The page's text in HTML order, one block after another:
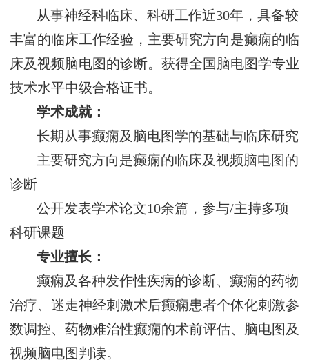
从事神经科临床、科研工作近30年，具备较
丰富的临床工作经验，主要研究方向是癫痫的临
床及视频脑电图的诊断。获得全国脑电图学专业
技术水平中级合格证书。
学术成就：
长期从事癫痫及脑电图学的基础与临床研究
主要研究方向是癫痫的临床及视频脑电图的
诊断
公开发表学术论文10余篇，参与/主持多项
科研课题
专业擅长：
癫痫及各种发作性疾病的诊断、癫痫的药物
治疗、迷走神经刺激术后癫痫患者个体化刺激参
数调控、药物难治性癫痫的术前评估、脑电图及
视频脑电图判读。